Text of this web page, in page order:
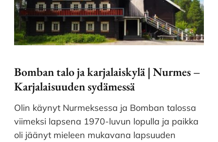
Bomban talo ja karjalaiskylä | Nurmes –
Karjalaisuuden sydämessä
Olin käynyt Nurmeksessa ja Bomban talossa
viimeksi lapsena 1970-luvun lopulla ja paikka
oli jäänyt mieleen mukavana lapsuuden